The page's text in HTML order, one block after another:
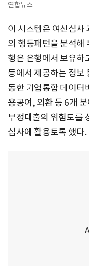
연합뉴스
이 시스템은 여신심사
의 행동패턴을 분석해
행은 은행에서 보유하
등에서 제공하는 정보
동한 기업통합 데이터
용공여, 외환 등 6개
부정대출의 위험도를
심사에 활용토록 했다.